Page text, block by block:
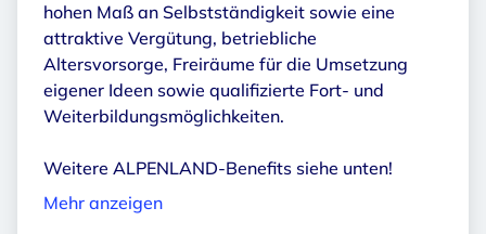
hohen Maß an Selbstständigkeit sowie eine
attraktive Vergütung, betriebliche
Altersvorsorge, Freiräume für die Umsetzung
eigener Ideen sowie qualifizierte Fort- und
Weiterbildungsmöglichkeiten.
Weitere ALPENLAND-Benefits siehe unten!
Mehr anzeigen